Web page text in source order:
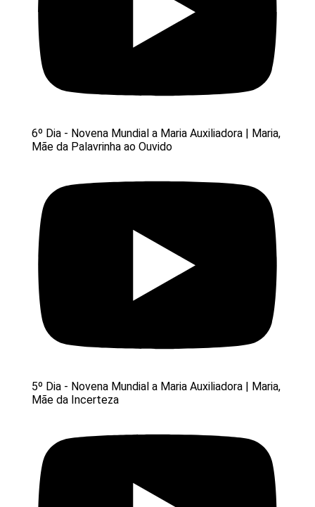
6º Dia - Novena Mundial a Maria Auxiliadora | Maria,
Mãe da Palavrinha ao Ouvido
5º Dia - Novena Mundial a Maria Auxiliadora | Maria,
Mãe da Incerteza